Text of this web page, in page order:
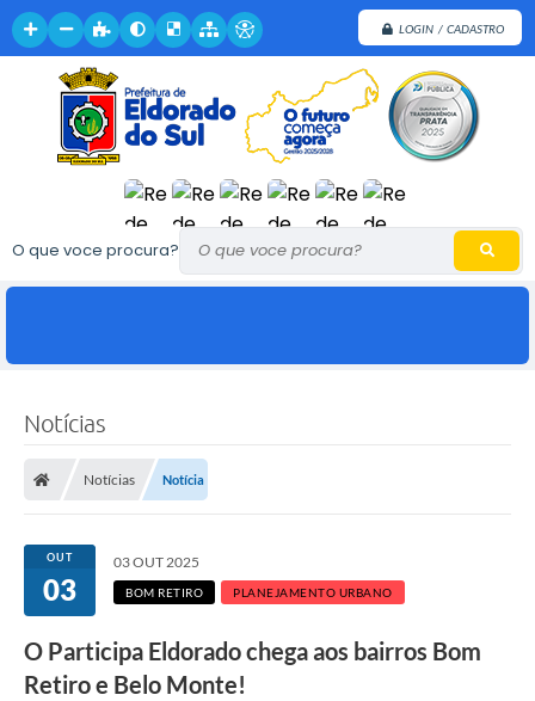
LOGIN / CADASTRO
O que voce procura?
Notícias
Notícias Notícia
OUT
03
03 OUT 2025
BOM RETIRO PLANEJAMENTO URBANO
O Participa Eldorado chega aos bairros Bom
Retiro e Belo Monte!